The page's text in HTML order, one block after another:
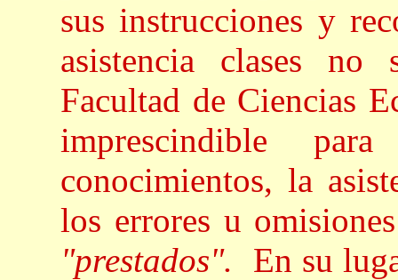
sus instrucciones y
asistencia clases
Facultad de Ciencias
imprescindible
conocimientos, la
los errores u
"prestados". En su